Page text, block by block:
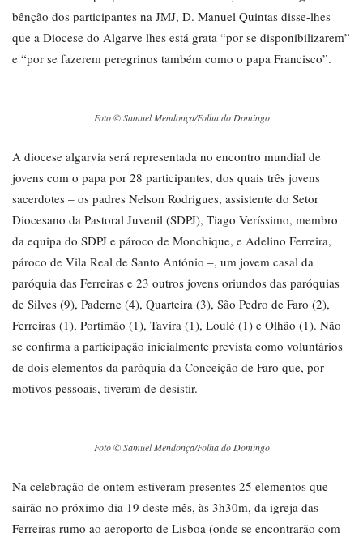
bênção dos participantes na JMJ, D. Manuel Quintas disse-lhes
que a Diocese do Algarve lhes está grata “por se disponibilizarem”
e “por se fazerem peregrinos também como o papa Francisco”.
Foto © Samuel Mendonça/Folha do Domingo
A diocese algarvia será representada no encontro mundial de
jovens com o papa por 28 participantes, dos quais três jovens
sacerdotes – os padres Nelson Rodrigues, assistente do Setor
Diocesano da Pastoral Juvenil (SDPJ), Tiago Veríssimo, membro
da equipa do SDPJ e pároco de Monchique, e Adelino Ferreira,
pároco de Vila Real de Santo António –, um jovem casal da
paróquia das Ferreiras e 23 outros jovens oriundos das paróquias
de Silves (9), Paderne (4), Quarteira (3), São Pedro de Faro (2),
Ferreiras (1), Portimão (1), Tavira (1), Loulé (1) e Olhão (1). Não
se confirma a participação inicialmente prevista como voluntários
de dois elementos da paróquia da Conceição de Faro que, por
motivos pessoais, tiveram de desistir.
Foto © Samuel Mendonça/Folha do Domingo
Na celebração de ontem estiveram presentes 25 elementos que
sairão no próximo dia 19 deste mês, às 3h30m, da igreja das
Ferreiras rumo ao aeroporto de Lisboa (onde se encontrarão com